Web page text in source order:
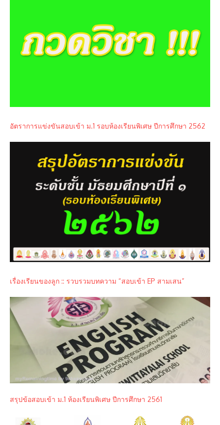
อัตราการแข่งขันสอบเข้า ม.1 รอบห้องเรียนพิเศษ ปีการศึกษา 2562
เรื่องเรียนของลูก :: รวบรวมบทความ “สอบเข้า EP สามเสน”
สรุปข้อสอบเข้า ม.1 ห้องเรียนพิเศษ ปีการศึกษา 2561